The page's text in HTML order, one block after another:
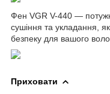
Фен VGR V-440 —
сушіння та укладання,
безпеку для вашого
Приховати